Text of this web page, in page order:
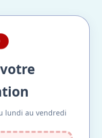
lundi au vendredi